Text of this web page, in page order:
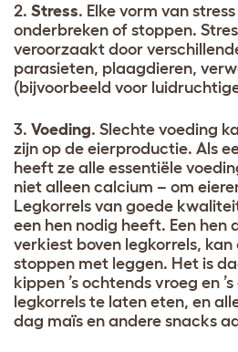
2. Stress. Elke vorm van
onderbreken of stoppen.
veroorzaakt door
parasieten, plaagdieren,
(bijvoorbeeld voor
3. Voeding. Slechte voeding
zijn op de eierproductie. Als
heeft ze alle essentiële
niet alleen calcium – om
Legkorrels van goede
een hen nodig heeft. Een hen
verkiest boven legkorrels,
stoppen met leggen. Het is
kippen ’s ochtends vroeg en
legkorrels te laten eten, en
dag maïs en andere snacks